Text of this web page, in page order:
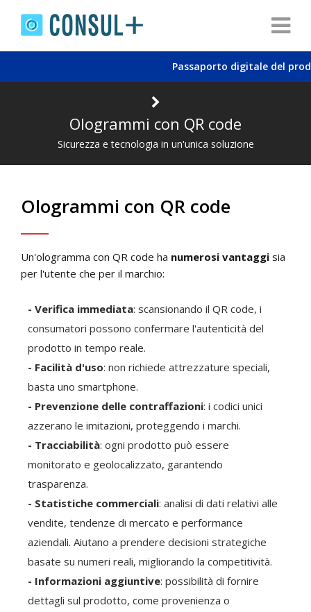
Passaporto digitale del
Ologrammi con QR code
Sicurezza e tecnologia in un'unica soluzione
Ologrammi con QR code
Un'ologramma con QR code ha numerosi vantaggi sia
per l'utente che per il marchio:
- Verifica immediata: scansionando il QR code, i
consumatori possono confermare l'autenticità del
prodotto in tempo reale.
- Facilità d'uso: non richiede attrezzature speciali,
basta uno smartphone.
- Prevenzione delle contraffazioni: i codici unici
azzerano le imitazioni, proteggendo i marchi.
- Tracciabilità: ogni prodotto può essere
monitorato e geolocalizzato, garantendo
trasparenza.
- Statistiche commerciali: analisi di dati relativi alle
vendite, tendenze di mercato e performance
aziendali. Aiutano a prendere decisioni strategiche
basate su numeri reali, migliorando la competitività.
- Informazioni aggiuntive: possibilità di fornire
dettagli sul prodotto, come provenienza o